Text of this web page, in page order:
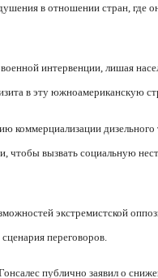
в отношении стран, где
интервенции, лишая
в эту южноамериканскую
коммерциализации
чтобы вызвать социальную
экстремистской
переговоров.
публично заявил о